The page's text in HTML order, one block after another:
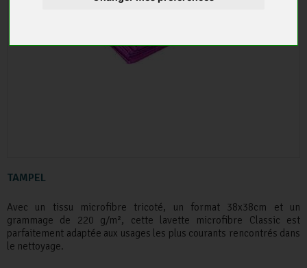
TAMPEL
Avec un tissu microfibre tricoté, un format 38x38cm et un
grammage de 220 g/m², cette lavette microfibre Classic est
parfaitement adaptée aux usages les plus courants rencontrés dans
le nettoyage.